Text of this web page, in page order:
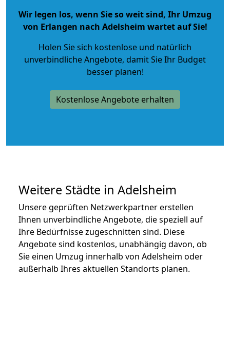
Wir legen los, wenn Sie so weit sind, Ihr Umzug
von Erlangen nach Adelsheim wartet auf Sie!
Holen Sie sich kostenlose und natürlich
unverbindliche Angebote, damit Sie Ihr Budget
besser planen!
Kostenlose Angebote erhalten
Weitere Städte in Adelsheim
Unsere geprüften Netzwerkpartner erstellen
Ihnen unverbindliche Angebote, die speziell auf
Ihre Bedürfnisse zugeschnitten sind. Diese
Angebote sind kostenlos, unabhängig davon, ob
Sie einen Umzug innerhalb von Adelsheim oder
außerhalb Ihres aktuellen Standorts planen.